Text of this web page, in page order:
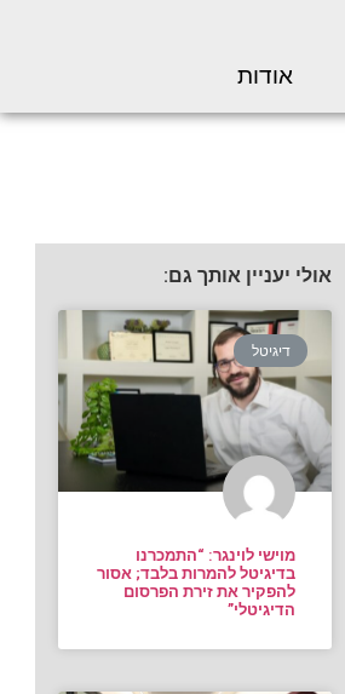
אודות
אולי יעניין אותך גם:
דיגיטל
מוישי לוינגר: “התמכרנו
בדיגיטל להמרות בלבד; אסור
להפקיר את זירת הפרסום
הדיגיטלי”